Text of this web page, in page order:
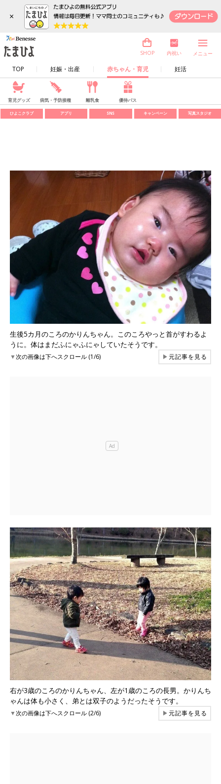
×
TOP 妊娠・出産 赤ちゃん・育児 妊活
SHOP 内祝い メニュー
育児グッズ 病気・予防接種 離乳食 優待パス
ひよこクラブ アプリ SNS キャンペーン 写真スタジオ
生後5カ月のころのかりんちゃん。このころやっと首がすわるよ
うに。体はまだふにゃふにゃしていたそうです。
▼次の画像は下へスクロール (1/6) ▶元記事を見る
右が3歳のころのかりんちゃん、左が1歳のころの長男。かりんち
ゃんは体も小さく、弟とは双子のようだったそうです。
▼次の画像は下へスクロール (2/6) ▶元記事を見る